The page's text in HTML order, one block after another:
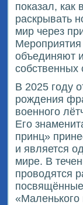
показал, как
раскрывать
мир через
объединяют
собственных
В 2025 году
рождения
военного
Его
принц»
и является
мире. В
проводятся
посвящённые
«Маленького